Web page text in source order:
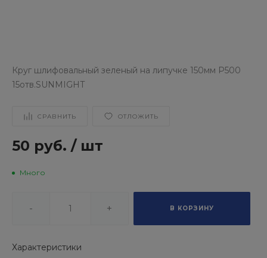
Круг шлифовальный зеленый на липучке 150мм P500
15отв.SUNMIGHT
СРАВНИТЬ ОТЛОЖИТЬ
50 руб. / шт
Много
- + В КОРЗИНУ
Характеристики